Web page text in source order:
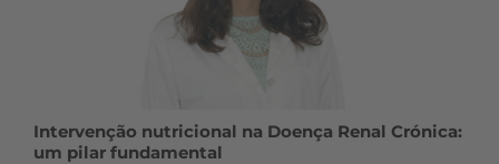
Intervenção nutricional na Doença Renal Crónica:
um pilar fundamental